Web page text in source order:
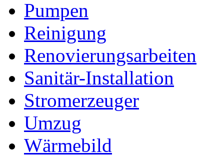
Pumpen
Reinigung
Renovierungsarbeiten
Sanitär-Installation
Stromerzeuger
Umzug
Wärmebild